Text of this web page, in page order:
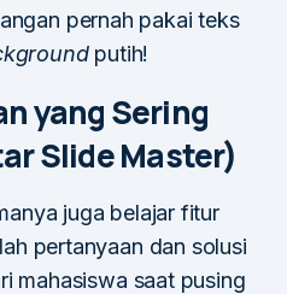
pernah pakai teks
putih!
yang Sering
Slide Master)
juga belajar fitur
pertanyaan dan solusi
mahasiswa saat pusing